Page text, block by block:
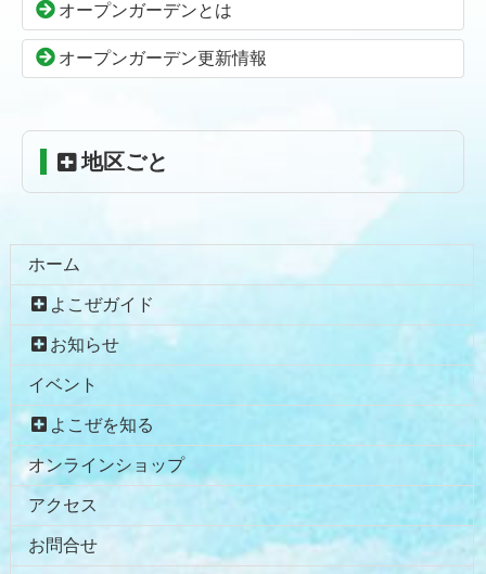
先
へ
る
る
オープンガーデンとは
オープンガーデン更新情報
地区ごと
ホーム
よこぜガイド
お知らせ
イベント
よこぜを知る
オンラインショップ
アクセス
お問合せ